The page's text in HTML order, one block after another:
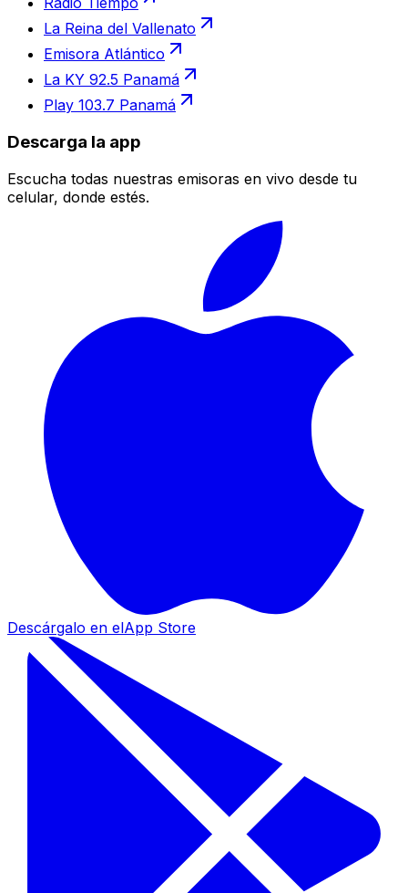
La Reina del Vallenato
Emisora Atlántico
La KY 92.5 Panamá
Play 103.7 Panamá
Descarga la app
Escucha todas nuestras emisoras en vivo desde tu
celular, donde estés.
Descárgalo en elApp Store